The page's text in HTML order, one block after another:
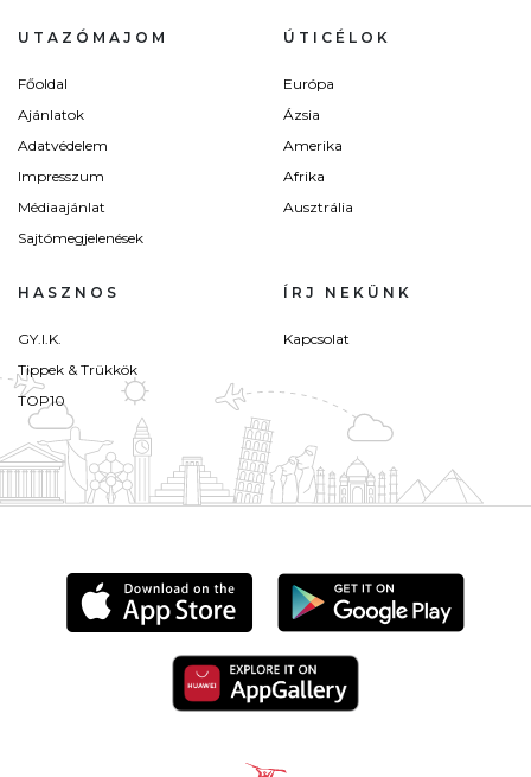
UTAZÓMAJOM
Főoldal
Ajánlatok
Adatvédelem
Impresszum
Médiaajánlat
Sajtómegjelenések
ÚTICÉLOK
Európa
Ázsia
Amerika
Afrika
Ausztrália
HASZNOS
GY.I.K.
Tippek & Trükkök
TOP10
ÍRJ NEKÜNK
Kapcsolat